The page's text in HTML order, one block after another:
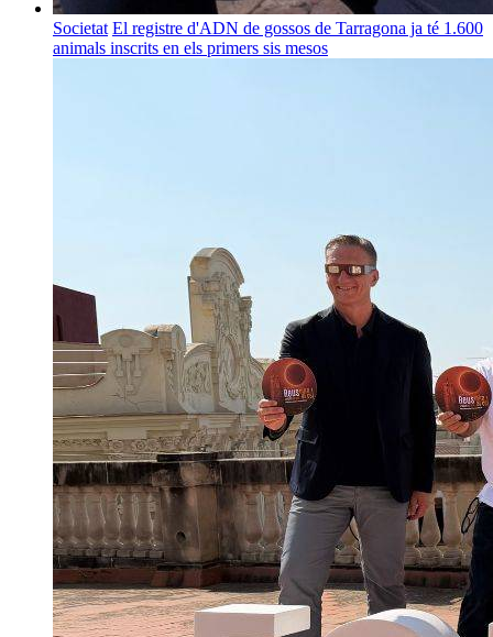
Societat El registre d'ADN de gossos de Tarragona ja té 1.600
animals inscrits en els primers sis mesos